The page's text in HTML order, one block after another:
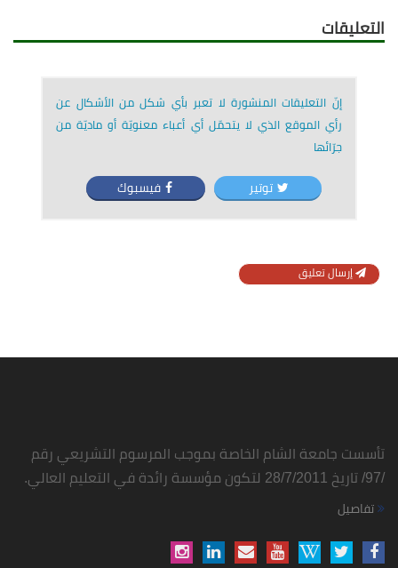
التعليقات
إنّ التعليقات المنشورة لا تعبر بأي شكل من الأشكال عن
رأي الموقع الذي لا يتحمّل أي أعباء معنويّة أو ماديّة من
جرّائها
توتير فيسبوك
إرسال تعليق
تأسست جامعة الشام الخاصة بموجب المرسوم التشريعي رقم
/97/ تاريخ 28/7/2011 لتكون مؤسسة رائدة في التعليم العالي.
تفاصيل